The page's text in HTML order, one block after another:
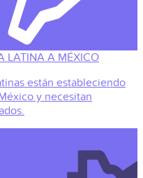
LATINA A MÉXICO
están estableciendo
y necesitan